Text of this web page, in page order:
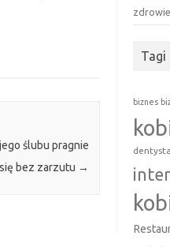
ślubu pragnie
bez zarzutu →
zdrowie
Tagi
biznes
dentysta